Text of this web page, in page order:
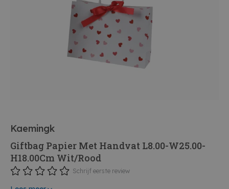
Kaemingk
Giftbag Papier Met Handvat L8.00-W25.00-
H18.00Cm Wit/Rood
Schrijf eerste review